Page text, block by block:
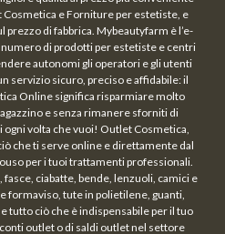
e Forniture per estetiste, e
di fabbrica. Mybeautyfarm è l’e-
di prodotti per estetiste e centri
autonomi gli operatori e gli utenti
servizio sicuro, preciso e affidabile: il
Online significa risparmiare molto
e senza rimanere sforniti di
volta che vuoi! Outlet Cosmetica,
che ti serve online e direttamente dal
per i tuoi trattamenti professionali.
ciabatte, bende, lenzuoli, camici e
formaviso, tute in polietilene, guanti,
tutto ciò che è indispensabile per il tuo
outlet o di saldi outlet nel settore